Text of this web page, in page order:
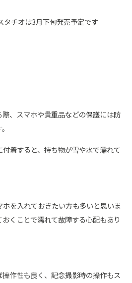
チオは3月下旬発売予定です
、スマホや貴重品などの保護には防
着すると、持ち物が雪や水で濡れて
を入れておきたい方も多いと思いま
くことで濡れて故障する心配もあり
作性も良く、記念撮影時の操作もス